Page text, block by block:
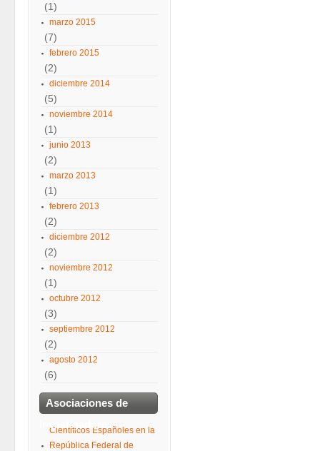
(1)
marzo 2015
(7)
febrero 2015
(2)
diciembre 2014
(5)
noviembre 2014
(1)
junio 2013
(2)
marzo 2013
(1)
febrero 2013
(2)
diciembre 2012
(2)
noviembre 2012
(1)
octubre 2012
(3)
septiembre 2012
(2)
agosto 2012
(6)
Asociaciones de
investigadores
Científicos Españoles en la
República Federal de